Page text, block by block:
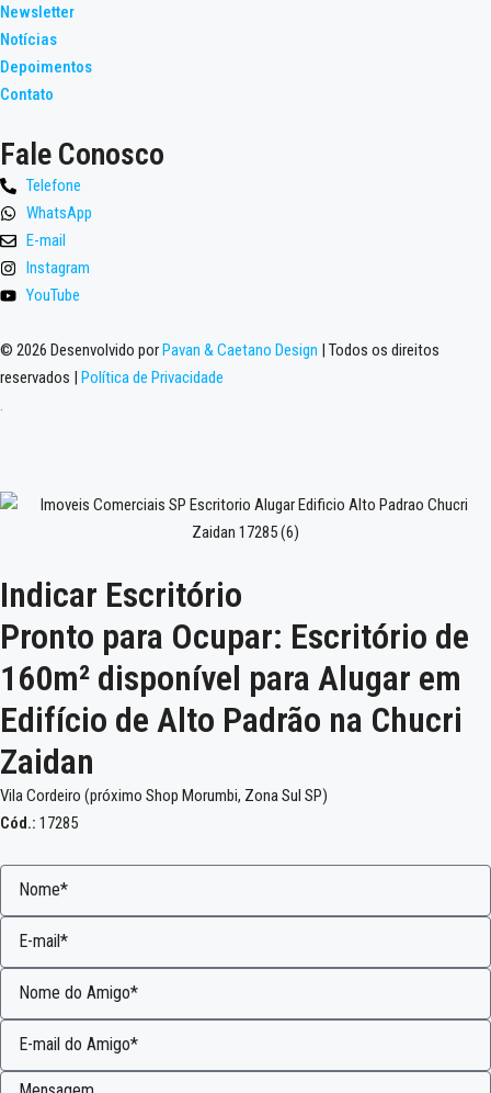
Newsletter
Notícias
Depoimentos
Contato
Fale Conosco
Telefone
WhatsApp
E-mail
Instagram
YouTube
© 2026 Desenvolvido porPavan & Caetano Design | Todos os direitos
reservados | Política de Privacidade
Indicar Escritório
Pronto para Ocupar: Escritório de
160m² disponível para Alugar em
Edifício de Alto Padrão na Chucri
Zaidan
Vila Cordeiro (próximo Shop Morumbi, Zona Sul SP)
Cód.: 17285